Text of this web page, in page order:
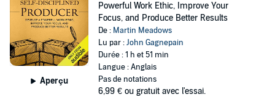
Aperçu
Powerful Work Ethic, Improve Your
Focus, and Produce Better Results
De : Martin Meadows
Lu par :John Gagnepain
Durée : 1 h et 51 min
Langue : Anglais
Pas de notations
6,99 € ou gratuit avec l'essai.